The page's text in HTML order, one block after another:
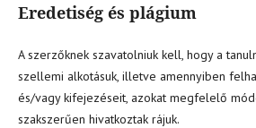
Eredetiség és plágium
A szerzőknek szavatolniuk kell, hogy a
szellemi alkotásuk, illetve amennyiben
és/vagy kifejezéseit, azokat megfelelő
szakszerűen hivatkoztak rájuk.